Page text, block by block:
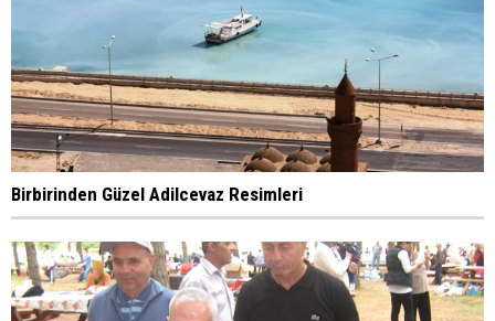
Birbirinden Güzel Adilcevaz Resimleri